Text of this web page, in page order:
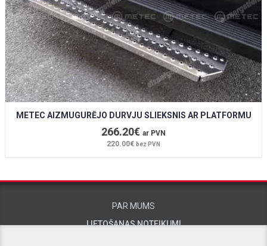
METEC AIZMUGURĒJO DURVJU SLIEKSNIS AR PLATFORMU
266.20€ ar PVN
220.00€ bez PVN
PAR MUMS
LIETOŠANAS NOTEIKUMI